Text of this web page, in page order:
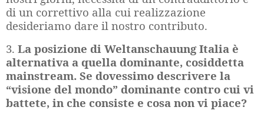
di un correttivo alla cui realizzazione
desideriamo dare il nostro contributo.
3. La posizione di Weltanschauung Italia è
alternativa a quella dominante, cosiddetta
mainstream. Se dovessimo descrivere la
“visione del mondo” dominante contro cui vi
battete, in che consiste e cosa non vi piace?